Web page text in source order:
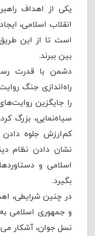
یکی از اهداف
انقلاب اسلامی،
است تا از این
بین‌ ببرند.
دشمن با قدرت
راه‌اندازی جنگ
را جایگزین
سیاه‌نمایی، بزرگ
کم‌ارزش جلوه دادن
نشان دادن نظام
اسلامی و
بگیرد.
در چنین شرایطی،
و جمهوری اسلامی
نسل جوان، آشکار